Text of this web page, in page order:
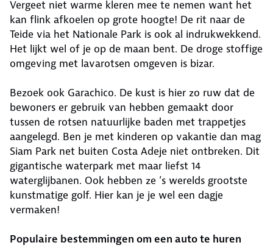
Vergeet niet warme kleren mee te nemen want het
kan flink afkoelen op grote hoogte! De rit naar de
Teide via het Nationale Park is ook al indrukwekkend.
Het lijkt wel of je op de maan bent. De droge stoffige
omgeving met lavarotsen omgeven is bizar.
Bezoek ook Garachico. De kust is hier zo ruw dat de
bewoners er gebruik van hebben gemaakt door
tussen de rotsen natuurlijke baden met trappetjes
aangelegd. Ben je met kinderen op vakantie dan mag
Siam Park net buiten Costa Adeje niet ontbreken. Dit
gigantische waterpark met maar liefst 14
waterglijbanen. Ook hebben ze ’s werelds grootste
kunstmatige golf. Hier kan je je wel een dagje
vermaken!
Populaire bestemmingen om een auto te huren